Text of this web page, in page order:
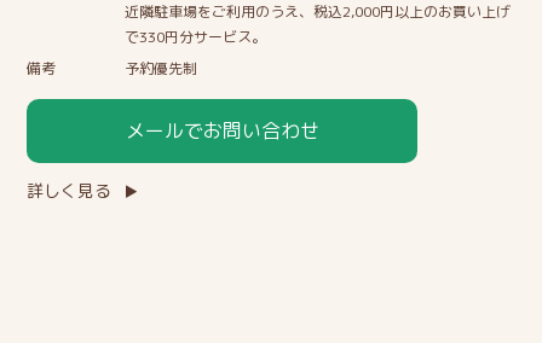
近隣駐車場をご利用のうえ、税込2,000円以上のお買い上げ
で330円分サービス。
備考
予約優先制
メールでお問い合わせ
詳しく見る